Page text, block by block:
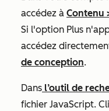
accédez à Contenu
Si l'option Plus
accédez
de conception.
Dans l’outil de
fichier JavaScript.